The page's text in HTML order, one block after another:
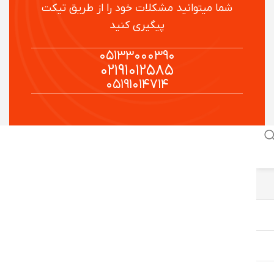
شما میتوانید مشکلات خود را از طریق تیکت
پیگیری کنید
۰۵۱۳۳۰۰۰۳۹۰
۰۲۱۹۱۰۱۲۵۸۵
۰۵۱۹۱۰۱۴۷۱۴